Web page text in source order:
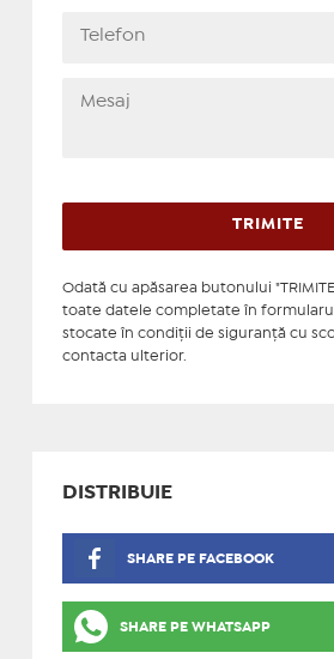
Odată cu apăsarea butonului
toate datele completate în formularul
stocate în condiţii de siguranţă cu
contacta ulterior.
DISTRIBUIE
SHARE PE FACEBOOK
SHARE PE WHATSAPP